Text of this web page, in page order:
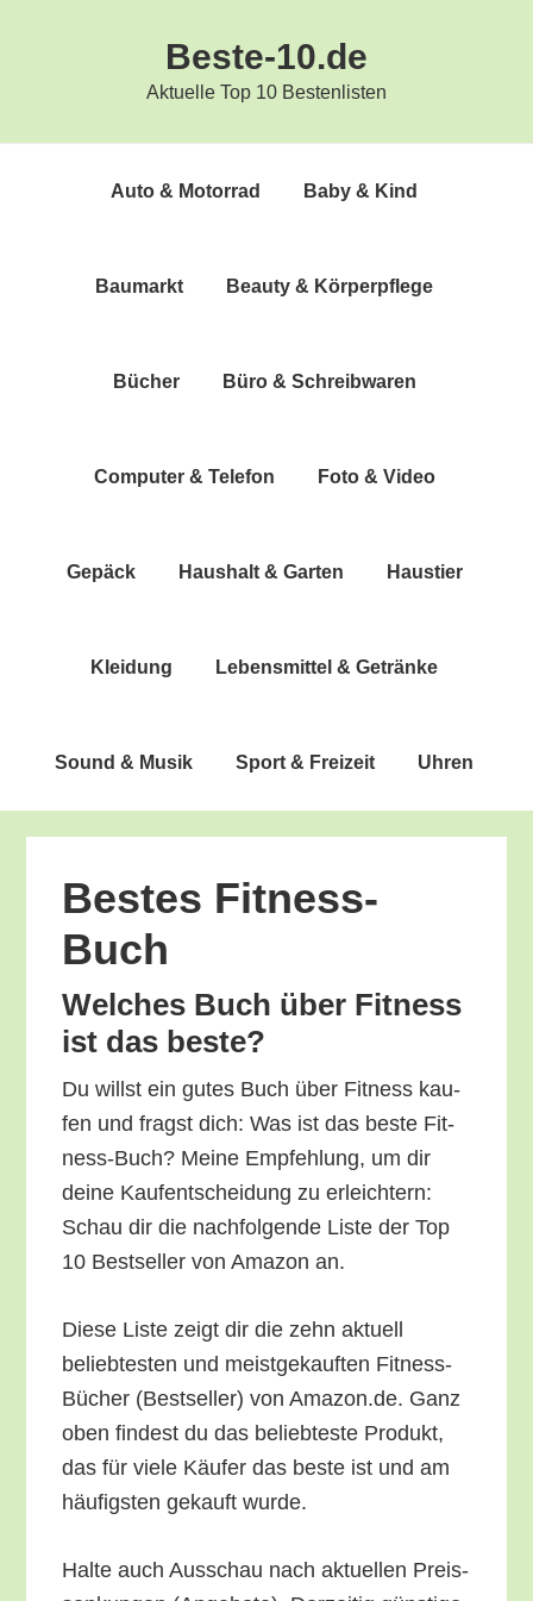
Beste-10.de
Aktuelle Top 10 Bestenlisten
Auto & Motorrad Baby & Kind
Bau­markt Beau­ty & Körperpflege
Bücher Büro & Schreibwaren
Com­pu­ter & Telefon Foto & Video
Gepäck Haus­halt & Garten Haus­tier
Klei­dung Lebens­mit­tel & Getränke
Sound & Musik Sport & Freizeit Uhren
Bes­tes Fitness-
Buch
Wel­ches Buch über Fit­ness
ist das beste?
Du willst ein gutes Buch über Fit­ness kau­
fen und fragst dich: Was ist das bes­te Fit­
ness-Buch? Mei­ne Emp­feh­lung, um dir
dei­ne Kauf­ent­schei­dung zu erleich­tern:
Schau dir die nach­fol­gen­de Lis­te der Top
10 Best­sel­ler von Ama­zon an.
Die­se Lis­te zeigt dir die zehn aktu­ell
belieb­tes­ten und meist­ge­kauf­ten Fit­ness-
Bücher (Best­sel­ler) von Amazon.de. Ganz
oben fin­dest du das belieb­tes­te Pro­dukt,
das für vie­le Käu­fer das bes­te ist und am
häu­figs­ten gekauft wurde.
Hal­te auch Aus­schau nach aktu­el­len Preis­